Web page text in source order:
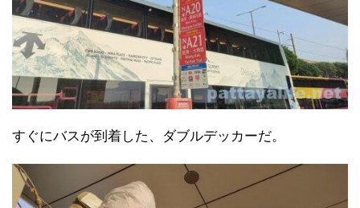
すぐにバスが到着した、ダブルデッカーだ。